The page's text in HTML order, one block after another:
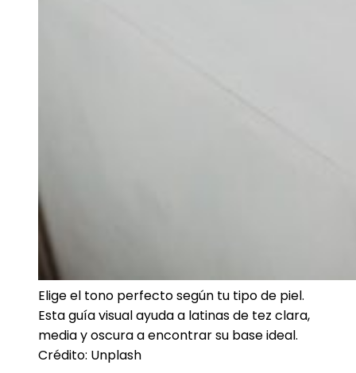
Elige el tono perfecto según tu tipo de piel.
Esta guía visual ayuda a latinas de tez clara,
media y oscura a encontrar su base ideal.
Crédito: Unplash